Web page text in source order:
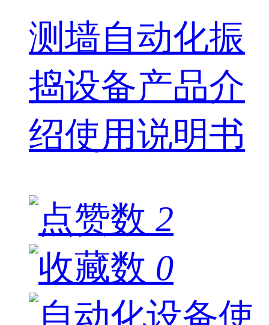
测墙自动化振
捣设备产品介
绍使用说明书
2
0